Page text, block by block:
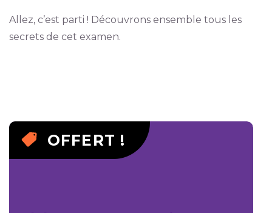
Allez, c’est parti ! Découvrons ensemble tous les
secrets de cet examen.
OFFERT !